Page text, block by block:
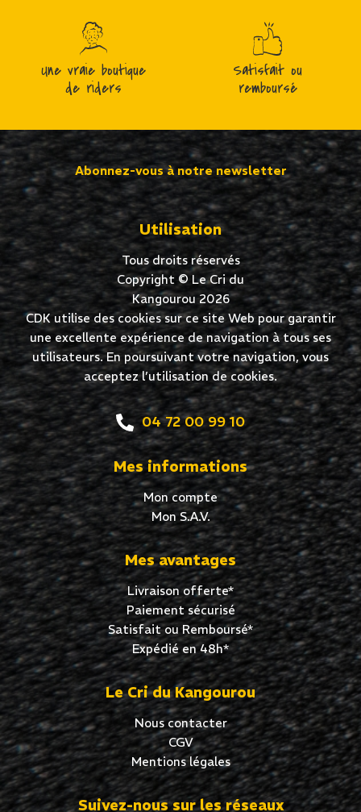
Une vraie boutique
de riders
Satisfait ou
remboursé
Abonnez-vous à notre newsletter
Utilisation
Tous droits réservés
Copyright © Le Cri du
Kangourou 2026
CDK utilise des cookies sur ce site Web pour garantir
une excellente expérience de navigation à tous ses
utilisateurs. En poursuivant votre navigation, vous
acceptez l’utilisation de cookies.
04 72 00 99 10
Mes informations
Mon compte
Mon S.A.V.
Mes avantages
Livraison offerte*
Paiement sécurisé
Satisfait ou Remboursé*
Expédié en 48h*
Le Cri du Kangourou
Nous contacter
CGV
Mentions légales
Suivez-nous sur les réseaux